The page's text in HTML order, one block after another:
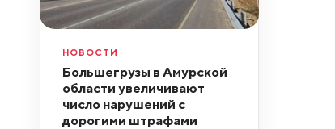
НОВОСТИ
Большегрузы в Амурской
области увеличивают
число нарушений с
дорогими штрафами